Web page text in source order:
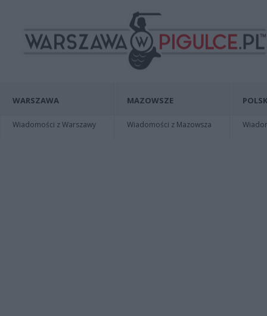
WARSZAWA
Wiadomości z Warszawy
MAZOWSZE
Wiadomości z Mazowsza